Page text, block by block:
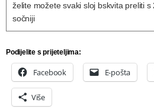
želite možete svaki sloj bskvita preliti
sočniji
Podijelite s prijeteljima:
Facebook E-pošta
Više